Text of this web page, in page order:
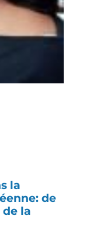
la
de
la